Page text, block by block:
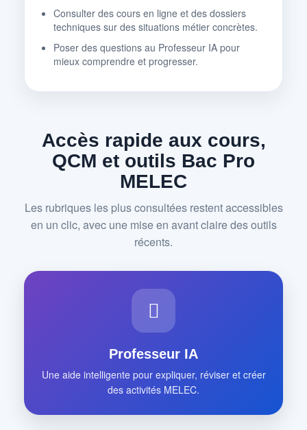
Consulter des cours en ligne et des dossiers
techniques sur des situations métier concrètes.
Poser des questions au Professeur IA pour
mieux comprendre et progresser.
Accès rapide aux cours,
QCM et outils Bac Pro
MELEC
Les rubriques les plus consultées restent accessibles
en un clic, avec une mise en avant claire des outils
récents.
Professeur IA
Une aide intelligente pour expliquer, réviser et créer
des activités MELEC.